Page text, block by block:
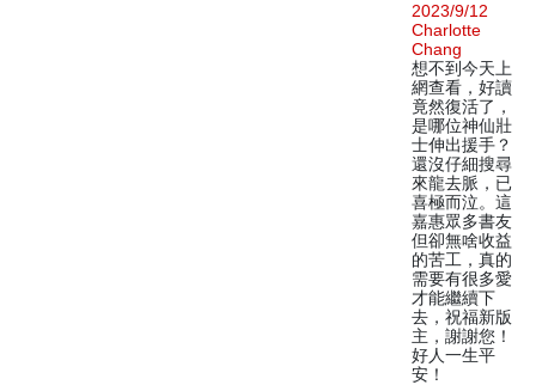
2023/9/12
Charlotte
Chang
想不到今天上
網查看，好讀
竟然復活了，
是哪位神仙壯
士伸出援手？
還沒仔細搜尋
來龍去脈，已
喜極而泣。這
嘉惠眾多書友
但卻無啥收益
的苦工，真的
需要有很多愛
才能繼續下
去，祝福新版
主，謝謝您！
好人一生平
安！